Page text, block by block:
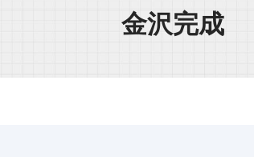
金沢完成